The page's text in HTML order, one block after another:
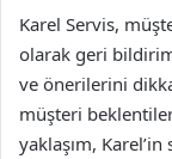
Karel Servis,
olarak geri
ve önerilerini
müşteri
yaklaşım,